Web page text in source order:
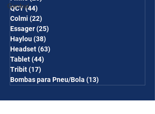
Gimbal
QCY(44)
Colmi (22)
Essager(25)
Haylou(38)
Headset(63)
Tablet(44)
Tribit(17)
Bombas para Pneu/Bola (13)